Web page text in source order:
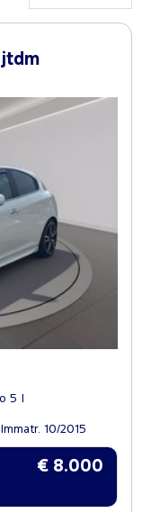
jtdm
5
Immatr. 10/2015
€ 8.000